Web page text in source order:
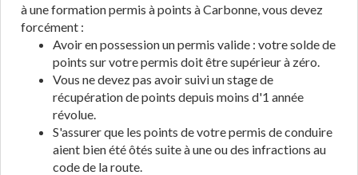
à une formation permis à points à Carbonne, vous devez
forcément :
Avoir en possession un permis valide : votre solde de
points sur votre permis doit être supérieur à zéro.
Vous ne devez pas avoir suivi un stage de
récupération de points depuis moins d'1 année
révolue.
S'assurer que les points de votre permis de conduire
aient bien été ôtés suite à une ou des infractions au
code de la route.